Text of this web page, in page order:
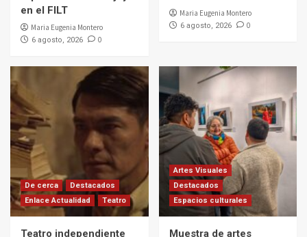
en el FILT
Maria Eugenia Montero
6 agosto, 2026 0
Maria Eugenia Montero
6 agosto, 2026 0
De cerca
Destacados
Enlace Actualidad
Teatro
Teatro independiente
Artes Visuales
Destacados
Espacios culturales
Muestra de artes